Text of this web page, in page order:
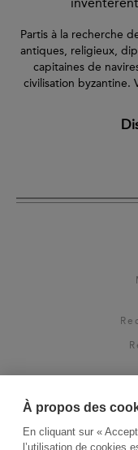
À propos des
En cliquant sur «
l’utilisation de cookies
Partis à la recherche
antiques, religieux,
capitaines de
civilisation byzantine.